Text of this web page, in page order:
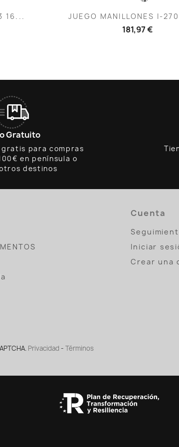
16...  Vista rápida
JUEGO MANILLONES I-
181,97 €
Gratuito
gratis para compras
en península o
destinos
Cuenta
Iniciar
Crear una
Privacidad - Términos